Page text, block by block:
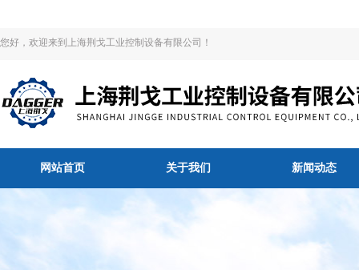
您好，欢迎来到上海荆戈工业控制设备有限公司！
网站首页 关于我们 新闻动态